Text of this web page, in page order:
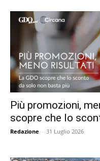
Più promozioni,
scopre che lo
Redazione - 31 Luglio 2026